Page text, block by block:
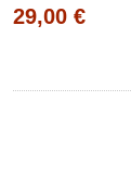
29,00 €